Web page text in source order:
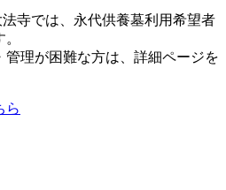
寺では、永代供養墓利用希望者
理が困難な方は、詳細ページを